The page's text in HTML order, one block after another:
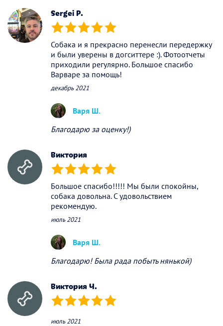
Sergei P.
(*) (*) (*) (*) (*)
Собака и я прекрасно перенесли передержку
и были уверены в догситтере :). Фотоотчеты
приходили регулярно. Большое спасибо
Варваре за помощь!
декабрь 2021
Варя Ш.
Благодарю за оценку!)
Виктория
(*) (*) (*) (*) (*)
Большое спасибо!!!!! Мы были спокойны,
собака довольна. С удовольствием
рекомендую.
июль 2021
Варя Ш.
Благодарю! Была рада побыть нянькой)
Виктория Ч.
(*) (*) (*) (*) (*)
июль 2021